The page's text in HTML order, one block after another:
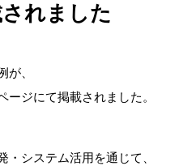
れました
が、
ージにて掲載されました。
・システム活用を通じて、